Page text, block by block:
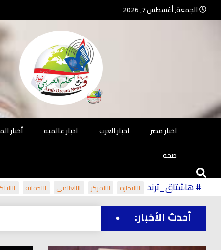
الجمعة, أغسطس 7, 2026
جريدة مستقلة – صحافة تضيئ لك
اخبار مصر
اخبار العرب اخبار عالميه أخبار
صحه
# هاشتاق_ترند #التجارة #المركز #العالمي #لحماية
أحدث الأخبار: